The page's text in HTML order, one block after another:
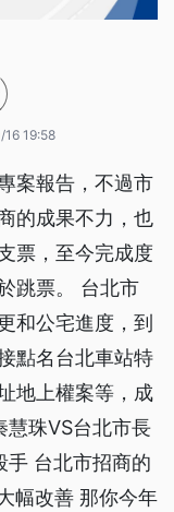
16 19:58
案報告，不過市
的成果不力，也
票，至今完成度
跳票。 台北市
和公宅進度，到
點名台北車站特
地上權案等，成
珠VS台北市長
台北市招商的
幅改善 那你今年